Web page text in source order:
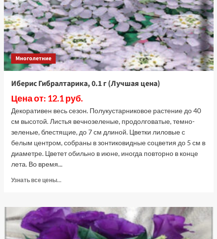
Многолетние
Иберис Гибралтарика, 0.1 г (Лучшая цена)
Цена от: 12.1 руб.
Декоративен весь сезон. Полукустарниковое растение до 40
см высотой. Листья вечнозеленые, продолговатые, темно-
зеленые, блестящие, до 7 см длиной. Цветки лиловые с
белым центром, собраны в зонтиковидные соцветия до 5 см в
диаметре. Цветет обильно в июне, иногда повторно в конце
лета. Во время...
Узнать все цены...
Иберис
Гибралтарика,
0.1